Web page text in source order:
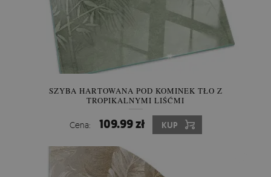
SZYBA HARTOWANA POD KOMINEK TŁO Z
TROPIKALNYMI LIŚĆMI
Cena: 109.99 zł KUP